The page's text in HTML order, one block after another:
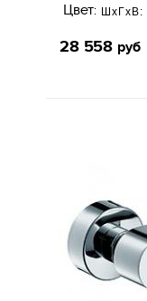
Цвет: ШхГхВ:
28 558 руб